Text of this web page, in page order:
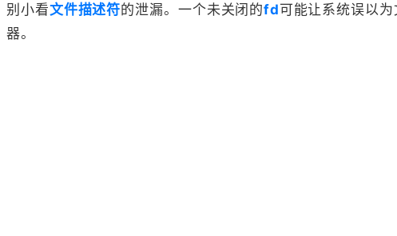
别小看文件描述符的泄漏。一个未关闭的fd可能让系统误以
器。